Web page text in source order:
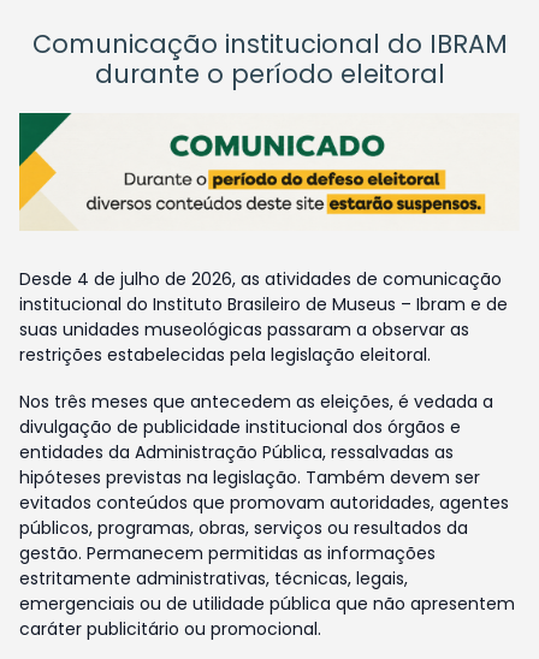
Comunicação institucional do IBRAM
durante o período eleitoral
Desde 4 de julho de 2026, as atividades de comunicação
institucional do Instituto Brasileiro de Museus – Ibram e de
suas unidades museológicas passaram a observar as
restrições estabelecidas pela legislação eleitoral.
Nos três meses que antecedem as eleições, é vedada a
divulgação de publicidade institucional dos órgãos e
entidades da Administração Pública, ressalvadas as
hipóteses previstas na legislação. Também devem ser
evitados conteúdos que promovam autoridades, agentes
públicos, programas, obras, serviços ou resultados da
gestão. Permanecem permitidas as informações
estritamente administrativas, técnicas, legais,
emergenciais ou de utilidade pública que não apresentem
caráter publicitário ou promocional.